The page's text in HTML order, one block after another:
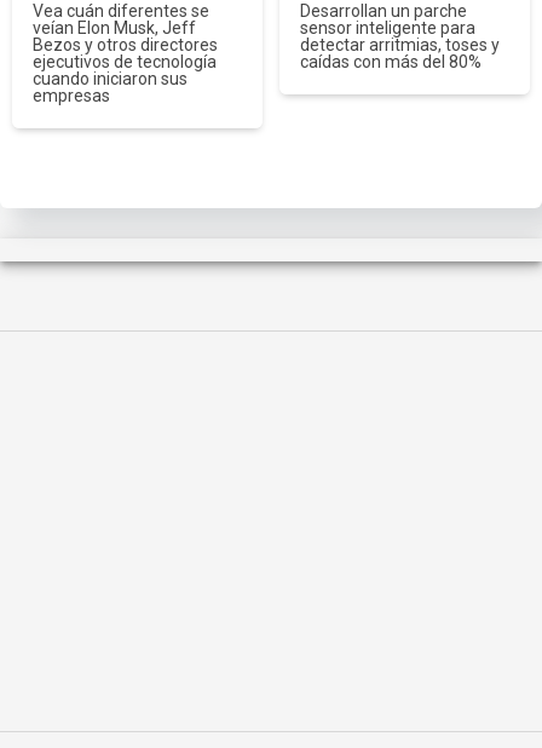
Vea cuán diferentes se
veían Elon Musk, Jeff
Bezos y otros directores
ejecutivos de tecnología
cuando iniciaron sus
empresas
Desarrollan un parche
sensor inteligente para
detectar arritmias, toses y
caídas con más del 80%